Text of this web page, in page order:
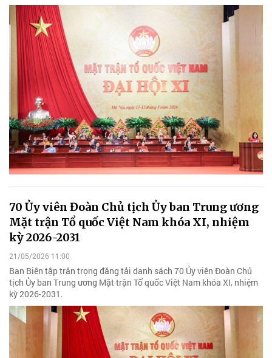
70 Ủy viên Đoàn Chủ tịch Ủy ban Trung ương
Mặt trận Tổ quốc Việt Nam khóa XI, nhiệm
kỳ 2026-2031
21/05/2026 11:00
Ban Biên tập trân trọng đăng tải danh sách 70 Ủy viên Đoàn Chủ
tịch Ủy ban Trung ương Mặt trận Tổ quốc Việt Nam khóa XI, nhiệm
kỳ 2026-2031.